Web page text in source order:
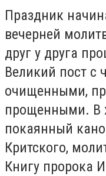
Праздник
вечерней
друг у друга
Великий пост с
очищенными,
прощенными. В
покаянный
Критского,
Книгу пророка